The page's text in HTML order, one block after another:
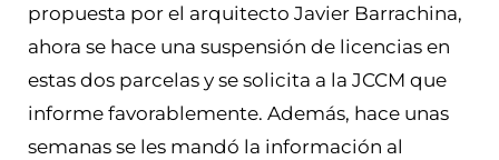
propuesta por el arquitecto Javier Barrachina,
ahora se hace una suspensión de licencias en
estas dos parcelas y se solicita a la JCCM que
informe favorablemente. Además, hace unas
semanas se les mandó la información al